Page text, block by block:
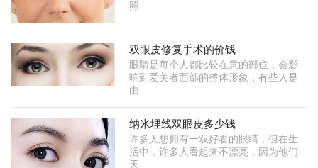
照
双眼皮修复手术的价钱
眼睛是每个人都比较在意的部位，会影
响到爱美者面部的整体形象，有些人是
由
纳米埋线双眼皮多少钱
许多人想拥有一双好看的眼睛，但在生
活中，许多人看起来不漂亮，因为他们
天